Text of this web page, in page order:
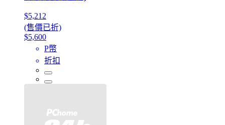
$5,212
(售價已折)
$5,600
P幣
折扣